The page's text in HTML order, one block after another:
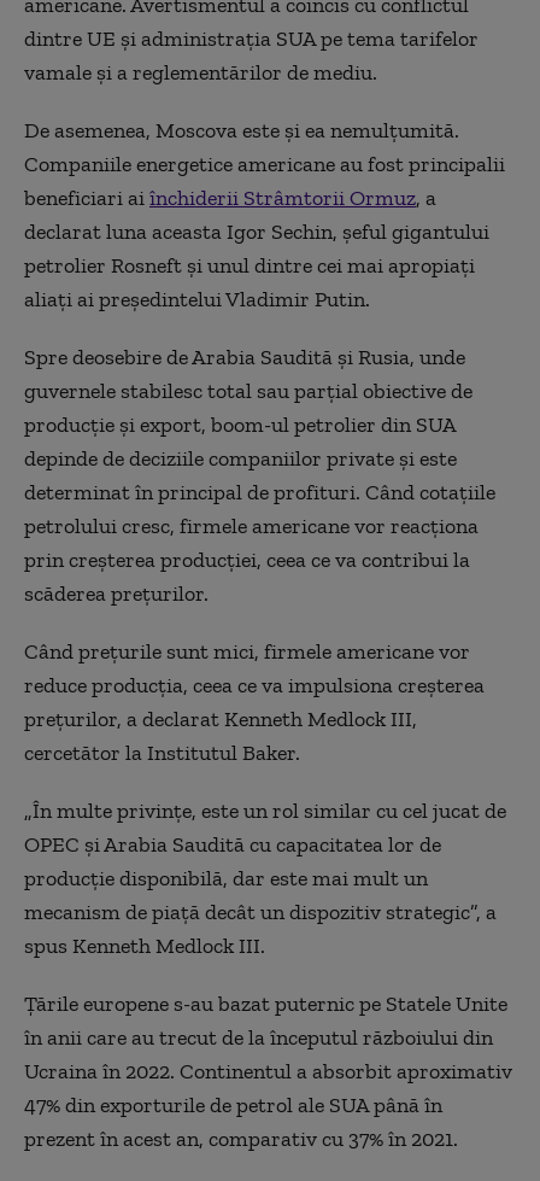
dintre UE şi administraţia SUA pe tema tarifelor
vamale şi a reglementărilor de mediu.
De asemenea, Moscova este şi ea nemulţumită.
Companiile energetice americane au fost principalii
beneficiari aiînchiderii Strâmtorii Ormuz, a
declarat luna aceasta Igor Sechin, şeful gigantului
petrolier Rosneft şi unul dintre cei mai apropiaţi
aliaţi ai preşedintelui Vladimir Putin.
Spre deosebire de Arabia Saudită şi Rusia, unde
guvernele stabilesc total sau parţial obiective de
producţie şi export, boom-ul petrolier din SUA
depinde de deciziile companiilor private şi este
determinat în principal de profituri. Când cotaţiile
petrolului cresc, firmele americane vor reacţiona
prin creşterea producţiei, ceea ce va contribui la
scăderea preţurilor.
Când preţurile sunt mici, firmele americane vor
reduce producţia, ceea ce va impulsiona creşterea
preţurilor, a declarat Kenneth Medlock III,
cercetător la Institutul Baker.
„În multe privinţe, este un rol similar cu cel jucat de
OPEC şi Arabia Saudită cu capacitatea lor de
producţie disponibilă, dar este mai mult un
mecanism de piaţă decât un dispozitiv strategic”, a
spus Kenneth Medlock III.
Ţările europene s-au bazat puternic pe Statele Unite
în anii care au trecut de la începutul războiului din
Ucraina în 2022. Continentul a absorbit aproximativ
47% din exporturile de petrol ale SUA până în
prezent în acest an, comparativ cu 37% în 2021.